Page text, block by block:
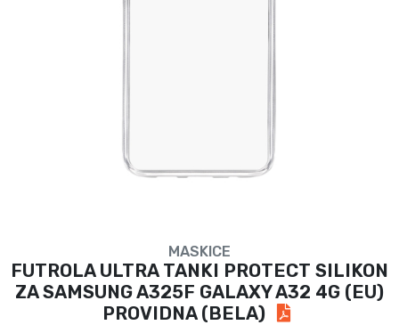
MASKICE
FUTROLA ULTRA TANKI PROTECT SILIKON
ZA SAMSUNG A325F GALAXY A32 4G (EU)
PROVIDNA (BELA)